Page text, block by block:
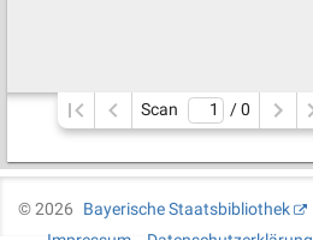
Scan / 0
©2026
Bayerische Staatsbibliothek